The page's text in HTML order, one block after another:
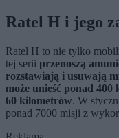
Ratel H i jego
Ratel H to nie tylko
tej serii przenoszą
rozstawiają i usuwają
może unieść ponad
60 kilometrów. W
ponad 7000 misji z